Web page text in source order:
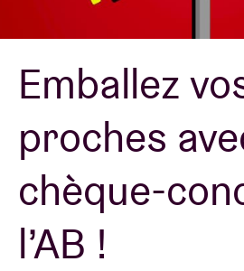
AB ❤ you
Location de salles
BRDCST
ABtv
Emballez
proches
chèque-
l’AB !